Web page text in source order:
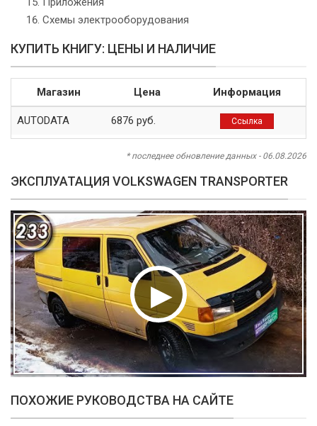
Схемы электрооборудования
КУПИТЬ КНИГУ: ЦЕНЫ И НАЛИЧИЕ
Магазин Цена Информация
AUTODATA 6876 руб. Ссылка
* последнее обновление данных - 06.08.2026
ЭКСПЛУАТАЦИЯ VOLKSWAGEN TRANSPORTER
ПОХОЖИЕ РУКОВОДСТВА НА САЙТЕ